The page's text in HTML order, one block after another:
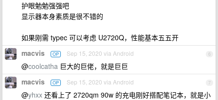
护眼勉勉强强吧
显示器本身素质是很不错的
如果刚需 typec 可以考虑 U2720Q，性能基本五五开
6
macvis OP Sep 15, 2020 via Android
@coolcatha 巨大的巨佬，就是巨巨
7
macvis OP Sep 15, 2020 via Android
@yhxx 还看上了 2720qm 90w 的充电刚好搭配笔记本，就是小